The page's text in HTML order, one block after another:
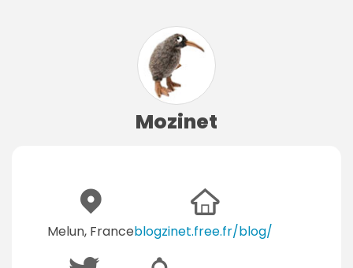
Mozinet
Melun, Franceblogzinet.free.fr/blog/